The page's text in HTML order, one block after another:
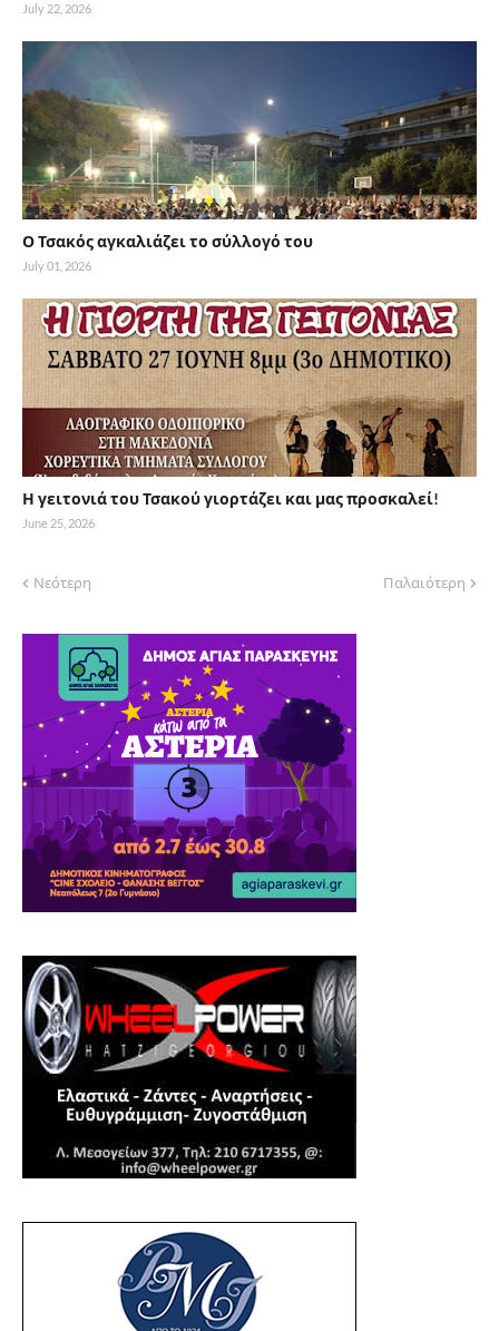
July 22, 2026
Ο Τσακός αγκαλιάζει το σύλλογό του
July 01, 2026
Η γειτονιά του Τσακού γιορτάζει και μας προσκαλεί!
June 25, 2026
Νεότερη Παλαιότερη